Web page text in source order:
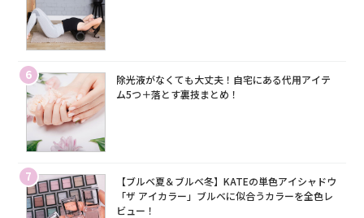
6
除光液がなくても大丈夫！自宅にある代用アイテ
ム5つ＋落とす裏技まとめ！
7
【ブルベ夏＆ブルベ冬】KATEの単色アイシャドウ
「ザ アイカラー」ブルベに似合うカラーを全色レ
ビュー！